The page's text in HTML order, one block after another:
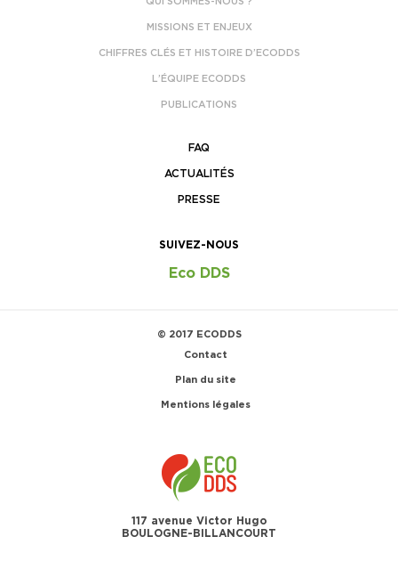
MISSIONS ET ENJEUX
CHIFFRES CLÉS ET HISTOIRE D’ECODDS
L’ÉQUIPE ECODDS
PUBLICATIONS
FAQ
ACTUALITÉS
PRESSE
SUIVEZ-NOUS
Eco DDS
© 2017 ECODDS
Contact
Plan du site
Mentions légales
117 avenue Victor Hugo
BOULOGNE-BILLANCOURT